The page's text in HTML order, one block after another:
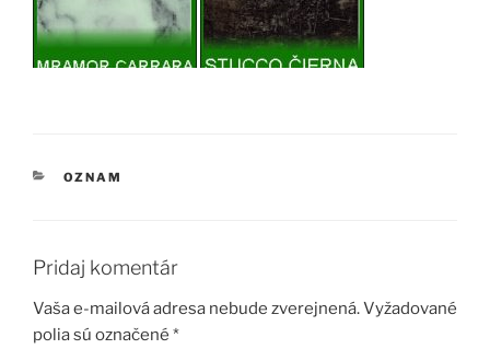
KATEGÓRIE
OZNAM
Pridaj komentár
Vaša e-mailová adresa nebude zverejnená.Vyžadované
polia sú označené *